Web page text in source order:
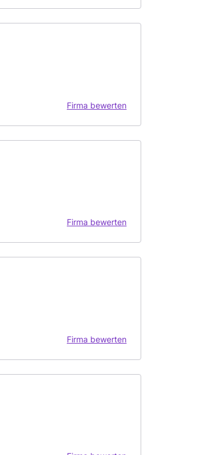
Firma bewerten
Firma bewerten
Firma bewerten